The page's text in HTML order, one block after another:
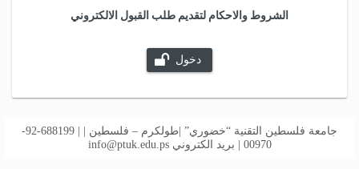
الشروط والاحكام لتقديم طلب القبول الالكتروني
دخول
جامعة فلسطين التقنية “خضوري” |طولكرم – فلسطين | | 688199-92-
00970 | بريد الكتروني
info@ptuk.edu.ps